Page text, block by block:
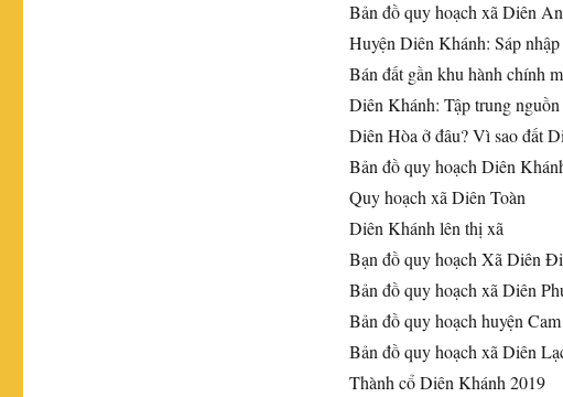
Bản đồ quy hoạch xã Diên An
Huyện Diên Khánh: Sáp
Bán đất gần khu hành chính
Diên Khánh: Tập trung
Diên Hòa ở đâu? Vì sao đất
Bản đồ quy hoạch Diên
Quy hoạch xã Diên Toàn
Diên Khánh lên thị xã
Bạn đồ quy hoạch Xã Diên
Bản đồ quy hoạch xã Diên
Bản đồ quy hoạch huyện
Bản đồ quy hoạch xã Diên
Thành cổ Diên Khánh 2019